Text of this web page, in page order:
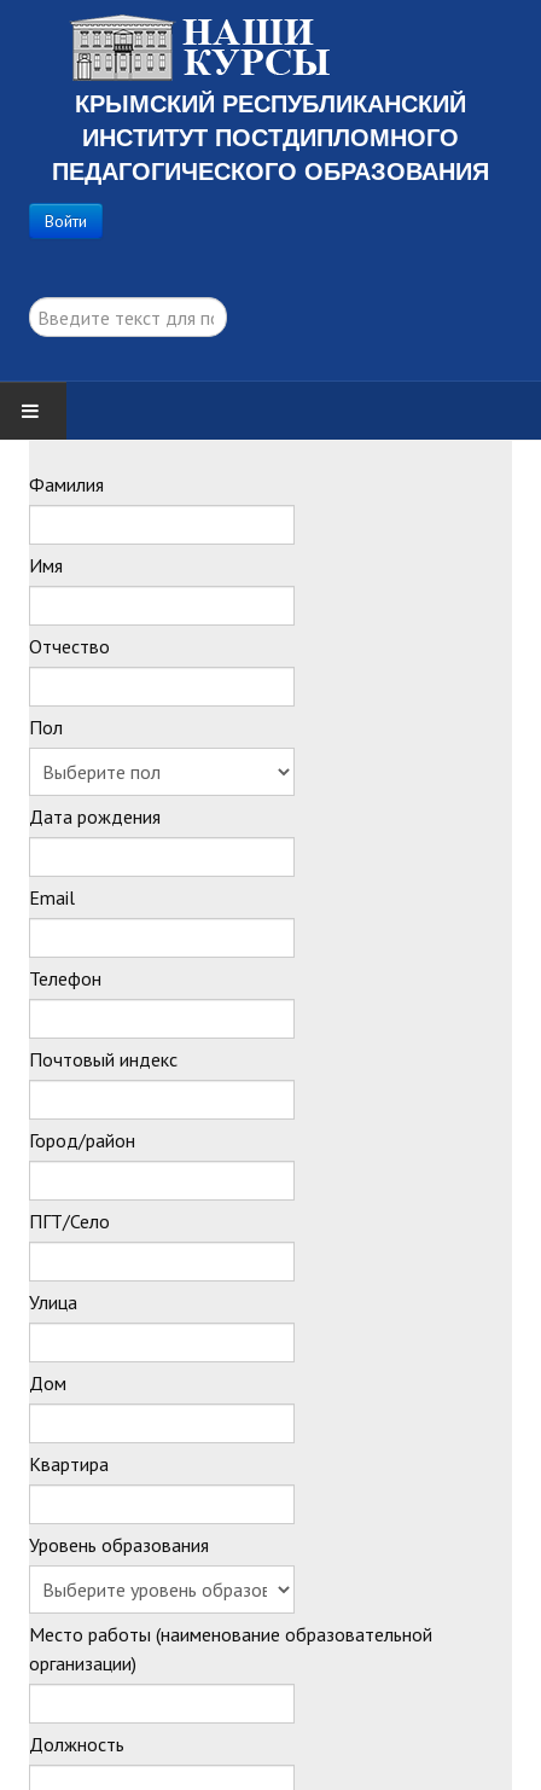
КРЫМСКИЙ РЕСПУБЛИКАНСКИЙ
ИНСТИТУТ ПОСТДИПЛОМНОГО
ПЕДАГОГИЧЕСКОГО ОБРАЗОВАНИЯ
Войти
поиск...
Регистрация на семинары, мастер-классы, тренинги КРИППО
ВОПРОС-ОТВЕТ
РУКОВОДСТВО
Методические рекомендации
КОНТАКТЫ
Фамилия
Имя
Отчество
Пол
Дата рождения
Email
Телефон
Почтовый индекс
Город/район
ПГТ/Село
Улица
Дом
Квартира
Уровень образования
Место работы (наименование образовательной
организации)
Должность